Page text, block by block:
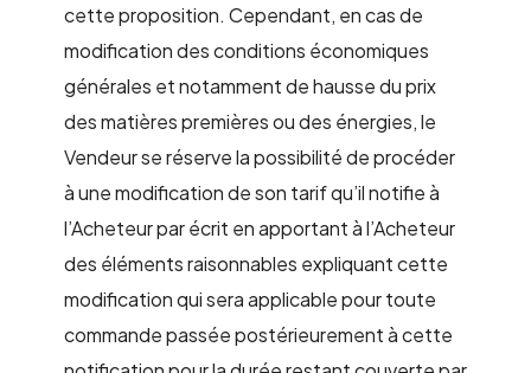
cette proposition. Cependant, en cas de
modification des conditions économiques
générales et notamment de hausse du prix
des matières premières ou des énergies, le
Vendeur se réserve la possibilité de procéder
à une modification de son tarif qu’il notifie à
l’Acheteur par écrit en apportant à l’Acheteur
des éléments raisonnables expliquant cette
modification qui sera applicable pour toute
commande passée postérieurement à cette